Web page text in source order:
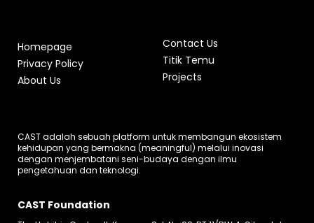
Homepage
Privacy Policy
About Us
Contact Us
Titik Temu
Projects
CAST adalah sebuah platform untuk membangun ekosistem
kehidupan yang bermakna (meaningful) melalui inovasi
dengan menjembatani seni-budaya dengan ilmu
pengetahuan dan teknologi.
CAST Foundation